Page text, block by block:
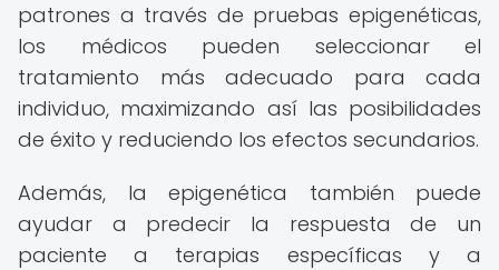
patrones a través de pruebas epigenéticas,
los médicos pueden seleccionar el
tratamiento más adecuado para cada
individuo, maximizando así las posibilidades
de éxito y reduciendo los efectos secundarios.
Además, la epigenética también puede
ayudar a predecir la respuesta de un
paciente a terapias específicas y a